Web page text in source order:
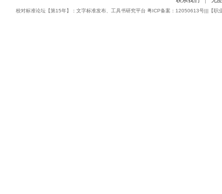
校对标准论坛【第15年】：文字标准发布、工具书研究平台 粤ICP备案：12050613号|||【